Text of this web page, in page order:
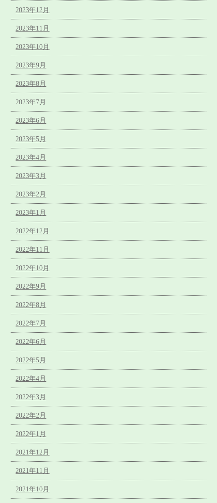
2023年12月
2023年11月
2023年10月
2023年9月
2023年8月
2023年7月
2023年6月
2023年5月
2023年4月
2023年3月
2023年2月
2023年1月
2022年12月
2022年11月
2022年10月
2022年9月
2022年8月
2022年7月
2022年6月
2022年5月
2022年4月
2022年3月
2022年2月
2022年1月
2021年12月
2021年11月
2021年10月